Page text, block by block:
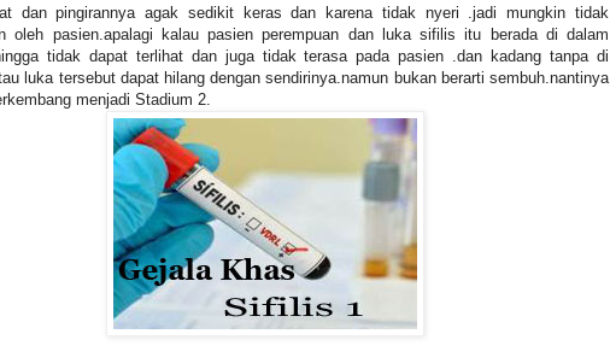
dan pingirannya agak sedikit keras dan karena tidak nyeri .jadi mungkin tidak
oleh pasien.apalagi kalau pasien perempuan dan luka sifilis itu berada di dalam
tidak dapat terlihat dan juga tidak terasa pada pasien .dan kadang tanpa di
luka tersebut dapat hilang dengan sendirinya.namun bukan berarti sembuh.nantinya
menjadi Stadium 2.